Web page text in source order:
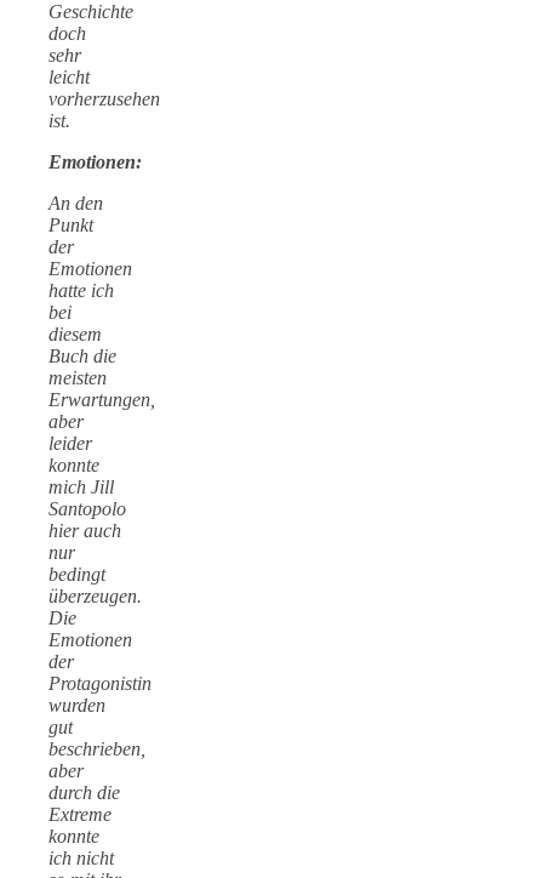
Geschichte
doch
sehr
leicht
vorherzusehen
ist.
Emotionen:
An den
Punkt
der
Emotionen
hatte ich
bei
diesem
Buch die
meisten
Erwartungen,
aber
leider
konnte
mich Jill
Santopolo
hier auch
nur
bedingt
überzeugen.
Die
Emotionen
der
Protagonistin
wurden
gut
beschrieben,
aber
durch die
Extreme
konnte
ich nicht